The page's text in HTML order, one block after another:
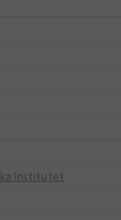
Institutet